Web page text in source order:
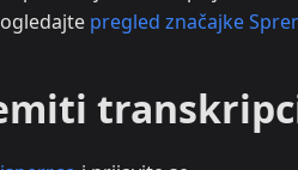
pregled značajke